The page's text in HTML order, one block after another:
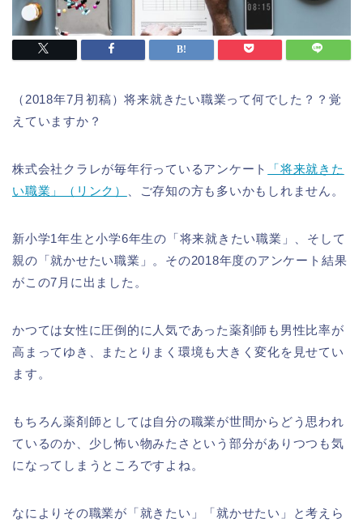
（2018年7月初稿）将来就きたい職業って何でした？？覚
えていますか？
株式会社クラレが毎年行っているアンケート
「将来就きた
い職業」（リンク）
、ご存知の方も多いかもしれません。
新小学1年生と小学6年生の「将来就きたい職業」、そして
親の「就かせたい職業」。その2018年度のアンケート結果
がこの7月に出ました。
かつては女性に圧倒的に人気であった薬剤師も男性比率が
高まってゆき、またとりまく環境も大きく変化を見せてい
ます。
もちろん薬剤師としては自分の職業が世間からどう思われ
ているのか、少し怖い物みたさという部分がありつつも気
になってしまうところですよね。
なによりその職業が「就きたい」「就かせたい」と考えら